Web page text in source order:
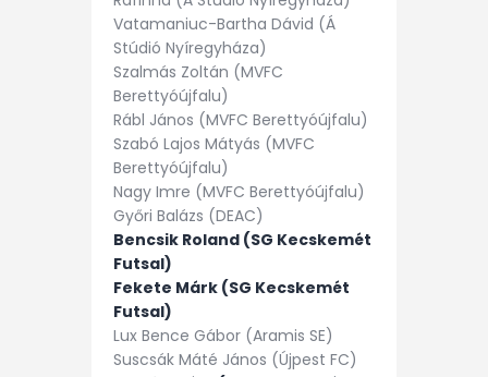
Vatamaniuc-Bartha Dávid (Á
Stúdió Nyíregyháza)
Szalmás Zoltán (MVFC
Berettyóújfalu)
Rábl János (MVFC Berettyóújfalu)
Szabó Lajos Mátyás (MVFC
Berettyóújfalu)
Nagy Imre (MVFC Berettyóújfalu)
Győri Balázs (DEAC)
Bencsik Roland (SG Kecskemét
Futsal)
Fekete Márk (SG Kecskemét
Futsal)
Lux Bence Gábor (Aramis SE)
Suscsák Máté János (Újpest FC)